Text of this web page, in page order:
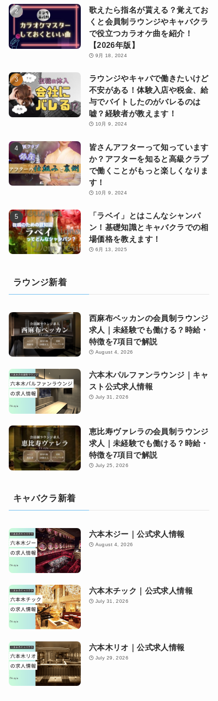
歌えたら指名が貰える？覚えてお
くと会員制ラウンジやキャバクラ
で役立つカラオケ曲を紹介！
【2026年版】
9月 18, 2024
ラウンジやキャバで働きたいけど
不安がある！体験入店や税金、給
与でバイトしたのがバレるのは
嘘？経験者が教えます！
10月 9, 2024
皆さんアフターって知っています
か？アフターを知ると高級クラブ
で働くことがもっと楽しくなりま
す！
10月 9, 2024
「ラベイ」とはこんなシャンパ
ン！基礎知識とキャバクラでの相
場価格を教えます！
6月 13, 2025
ラウンジ新着
西麻布ベッカンの会員制ラウンジ
求人｜未経験でも働ける？時給・
特徴を7項目で解説
August 4, 2026
六本木パルファンラウンジ｜キャ
スト公式求人情報
July 31, 2026
恵比寿ヴァレラの会員制ラウンジ
求人｜未経験でも働ける？時給・
特徴を7項目で解説
July 25, 2026
キャバクラ新着
六本木ジー｜公式求人情報
August 4, 2026
六本木チック｜公式求人情報
July 31, 2026
六本木リオ｜公式求人情報
July 29, 2026